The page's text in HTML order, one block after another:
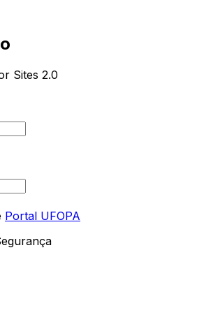
Sites 2.0
Portal UFOPA